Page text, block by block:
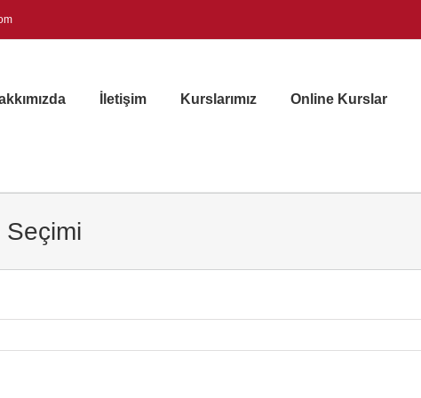
İletişim Kurslarımız Online Kurslar